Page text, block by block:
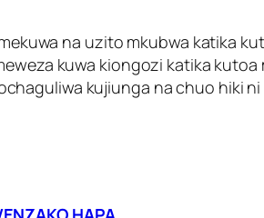
na uzito mkubwa katika
kuwa kiongozi katika
kujiunga na chuo hiki